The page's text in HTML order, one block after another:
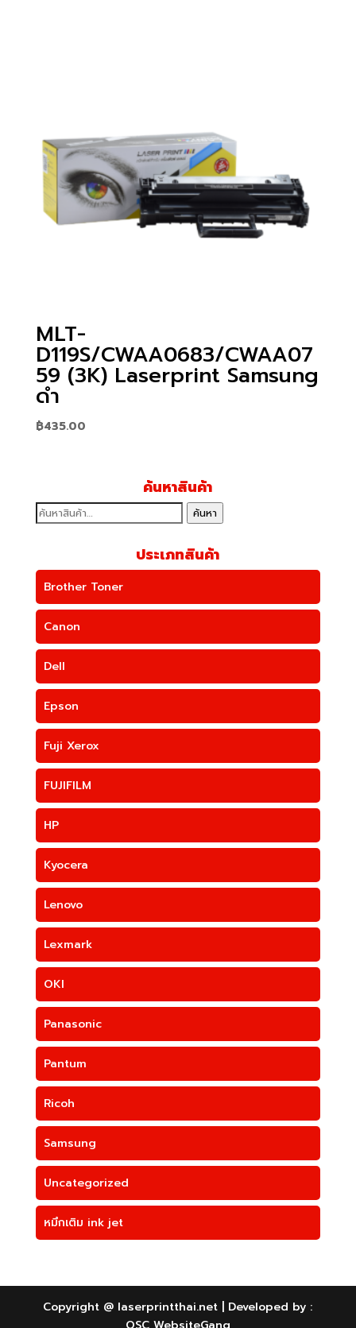
MLT-
D119S/CWAA0683/CWAA07
59 (3K) Laserprint Samsung
ดำ
฿435.00
ค้นหาสินค้า
ค้นหา: ค้นหา
ประเภทสินค้า
Brother Toner
Canon
Dell
Epson
Fuji Xerox
FUJIFILM
HP
Kyocera
Lenovo
Lexmark
OKI
Panasonic
Pantum
Ricoh
Samsung
Uncategorized
หมึกเติม ink jet
Copyright @ laserprintthai.net | Developed by :